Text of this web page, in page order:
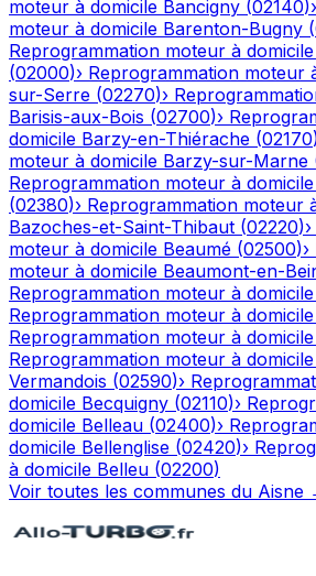
moteur à domicile Bancigny (02140)›
moteur à domicile Barenton-Bugny (
Reprogrammation moteur à domicile
(02000)› Reprogrammation moteur
sur-Serre (02270)›
Barisis-aux-Bois (02700)›
domicile Barzy-en-Thiérache (02170
moteur à domicile Barzy-sur-Marne
Reprogrammation moteur à domicile
(02380)› Reprogrammation moteur
Bazoches-et-Saint-Thibaut (02220)›
moteur à domicile Beaumé (02500)›
moteur à domicile Beaumont-en-
Reprogrammation moteur à domicile
Reprogrammation moteur à domicile
Reprogrammation moteur à domicile
Reprogrammation moteur à domicile
Vermandois (02590)›
domicile Becquigny (02110)›
domicile Belleau (02400)›
domicile Bellenglise (02420)›
à domicile Belleu (02200)
Voir toutes les communes du Aisne